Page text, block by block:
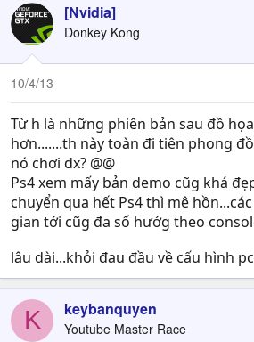
[Nvidia]
Donkey Kong
10/4/13
Từ h là những phiên bản sau đồ
hơn.......th này toàn đi tiên phong
nó chơi dx? @@
Ps4 xem mấy bản demo cũg khá
chuyển qua hết Ps4 thì mê
gian tới cũg đa số hướg theo
lâu dài...khỏi đau đầu về cấu hình
K keybanquyen
Youtube Master Race